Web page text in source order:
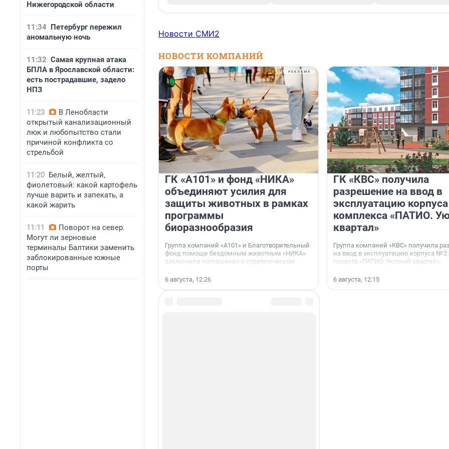
Нижегородской области
11:34 Петербург пережил
аномальную ночь
11:32 Самая крупная атака
БПЛА в Ярославской области:
есть пострадавшие, задело
НПЗ
11:23
В Ленобласти
открытый канализационный
люк и любопытство стали
причиной конфликта со
стрельбой
11:20 Белый, желтый,
фиолетовый: какой картофель
лучше варить и запекать, а
какой жарить
11:11
Поворот на север.
Могут ли зерновые
терминалы Балтики заменить
заблокированные южные
порты
Новости СМИ2
НОВОСТИ КОМПАНИЙ
ГК «А101» и фонд «НИКА»
объединяют усилия для
защиты животных в рамках
программы
биоразнообразия
Группа компаний «А101» и Благотворительный
фонд помощи бездомным животным «НИКА»
заключили соглашение о стратегическом
6 августа, 12:26
ГК «КВС» получила
разрешение на ввод в
эксплуатацию
комплекса «ПАТИО.
квартал»
Группа компаний «КВС» получила
на ввод в эксплуатацию корпуса № 2
проекта «ПАТИО. Уютный квартал»,
Ленинградской области.
6 августа, 12:15